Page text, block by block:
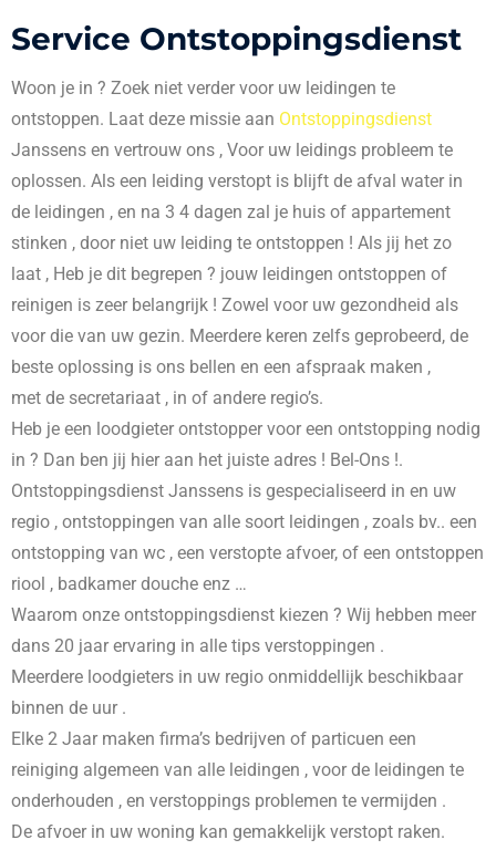
Service Ontstoppingsdienst
Woon je in ? Zoek niet verder voor uw leidingen te
ontstoppen. Laat deze missie aan Ontstoppingsdienst
Janssens en vertrouw ons , Voor uw leidings probleem te
oplossen. Als een leiding verstopt is blijft de afval water in
de leidingen , en na 3 4 dagen zal je huis of appartement
stinken , door niet uw leiding te ontstoppen ! Als jij het zo
laat , Heb je dit begrepen ? jouw leidingen ontstoppen of
reinigen is zeer belangrijk ! Zowel voor uw gezondheid als
voor die van uw gezin. Meerdere keren zelfs geprobeerd, de
beste oplossing is ons bellen en een afspraak maken ,
met de secretariaat , in of andere regio’s.
Heb je een loodgieter ontstopper voor een ontstopping nodig
in ? Dan ben jij hier aan het juiste adres ! Bel-Ons !.
Ontstoppingsdienst Janssens is gespecialiseerd in en uw
regio , ontstoppingen van alle soort leidingen , zoals bv.. een
ontstopping van wc , een verstopte afvoer, of een ontstoppen
riool , badkamer douche enz …
Waarom onze ontstoppingsdienst kiezen ? Wij hebben meer
dans 20 jaar ervaring in alle tips verstoppingen .
Meerdere loodgieters in uw regio onmiddellijk beschikbaar
binnen de uur .
Elke 2 Jaar maken firma’s bedrijven of particuen een
reiniging algemeen van alle leidingen , voor de leidingen te
onderhouden , en verstoppings problemen te vermijden .
De afvoer in uw woning kan gemakkelijk verstopt raken.